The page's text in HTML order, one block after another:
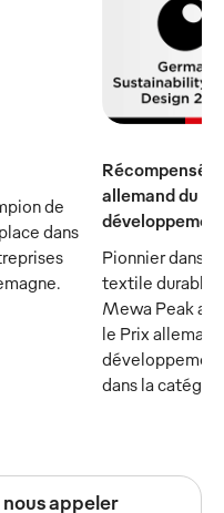
de
dans
Récompensé
allemand du
Pionnier dans
textile durable
Mewa Peak a
le Prix
dans la
nous appeler